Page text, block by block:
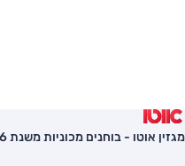
מגזין אוטו - בוחנים מכוניות משנת 1986